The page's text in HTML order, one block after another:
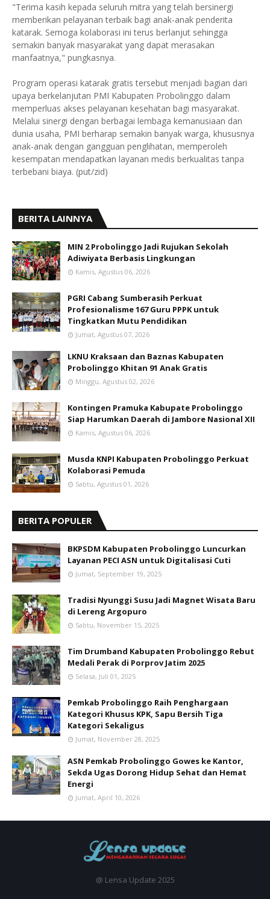
"Terima kasih kepada seluruh mitra yang telah bersinergi
memberikan pelayanan terbaik bagi anak-anak penderita
katarak. Semoga kolaborasi ini terus berlanjut sehingga
semakin banyak masyarakat yang dapat merasakan
manfaatnya," pungkasnya.
Program operasi katarak gratis tersebut menjadi bagian dari
upaya berkelanjutan PMI Kabupaten Probolinggo dalam
memperluas akses pelayanan kesehatan bagi masyarakat.
Melalui sinergi dengan berbagai lembaga kemanusiaan dan
dunia usaha, PMI berharap semakin banyak warga, khususnya
anak-anak dengan gangguan penglihatan, memperoleh
kesempatan mendapatkan layanan medis berkualitas tanpa
terbebani biaya. (put/zid)
BERITA LAINNYA
MIN 2 Probolinggo Jadi Rujukan Sekolah
Adiwiyata Berbasis Lingkungan
Kamis, Agustus 06, 2026
PGRI Cabang Sumberasih Perkuat
Profesionalisme 167 Guru PPPK untuk
Tingkatkan Mutu Pendidikan
Jumat, Agustus 07, 2026
LKNU Kraksaan dan Baznas Kabupaten
Probolinggo Khitan 91 Anak Gratis
Minggu, Agustus 02, 2026
Kontingen Pramuka Kabupate Probolinggo
Siap Harumkan Daerah di Jambore Nasional XII
Kamis, Agustus 06, 2026
Musda KNPI Kabupaten Probolinggo Perkuat
Kolaborasi Pemuda
Sabtu, Agustus 01, 2026
BERITA POPULER
BKPSDM Kabupaten Probolinggo Luncurkan
Layanan PECI ASN untuk Digitalisasi Cuti
Jumat, September 19, 2025
Tradisi Nyunggi Susu Jadi Magnet Wisata Baru
di Lereng Argopuro
Sabtu, November 15, 2025
Tim Drumband Kabupaten Probolinggo Rebut
Medali Perak di Porprov Jatim 2025
Selasa, Juli 01, 2025
Pemkab Probolinggo Raih Penghargaan
Kategori Khusus KPK, Sapu Bersih Tiga
Kategori Sekaligus
Jumat, November 28, 2025
ASN Pemkab Probolinggo Gowes ke Kantor,
Sekda Ugas Dorong Hidup Sehat dan Hemat
Energi
Jumat, April 10, 2026
@ Lensa Update 2025